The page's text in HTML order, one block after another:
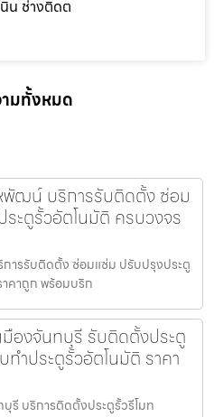
นิน ช่างติดต
มทั้งหมด
พัฒน์ บริการรับติดตั้ง ซ่อม
ะตูรั้วอัตโนมัติ ครบวงจร
ารรับติดตั้ง ซ่อมแซ่ม ปรับปรุงประตู
คาถูก พร้อมบริก
องจันทบุรี รับติดตั้งประตู
ำประตูรั้วอัตโนมัติ ราคา
รี บริการติดตั้งประตูรั้วรีโมท